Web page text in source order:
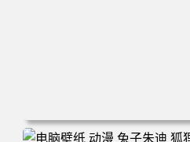
电脑壁纸 动漫 紫灵 冰清玉洁《